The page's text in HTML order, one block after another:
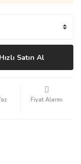
Hızlı Satın Al
Fiyat Alarmı